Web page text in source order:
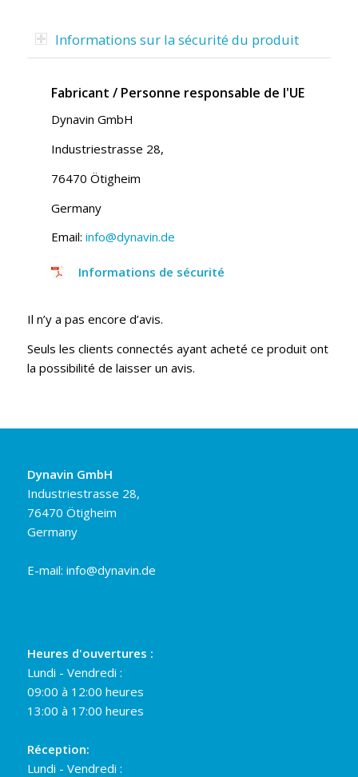
Informations sur la sécurité du produit
Fabricant / Personne responsable de l'UE
Dynavin GmbH
Industriestrasse 28,
76470 Ötigheim
Germany
Email: info@dynavin.de
Informations de sécurité
Il n’y a pas encore d’avis.
Seuls les clients connectés ayant acheté ce produit ont
la possibilité de laisser un avis.
Dynavin GmbH
Industriestrasse 28,
76470 Ötigheim
Germany
E-mail: info@dynavin.de
Heures d'ouvertures :
Lundi - Vendredi :
09:00 à 12:00 heures
13:00 à 17:00 heures
Réception:
Lundi - Vendredi :